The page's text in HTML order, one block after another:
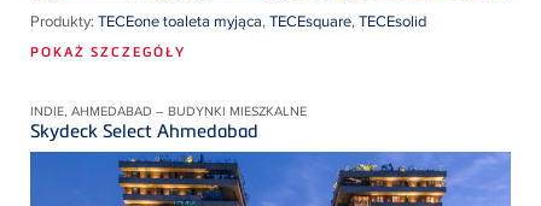
Produkty: TECEone toaleta myjąca,TECEsquare,TECEsolid
POKAŻ SZCZEGÓŁY
INDIE, AHMEDABAD – BUDYNKI MIESZKALNE
Skydeck Select Ahmedabad